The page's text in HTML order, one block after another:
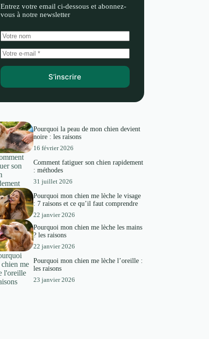
Entrez votre email ci-dessous et abonnez-
vous à notre newsletter
S’inscrire
Pourquoi la peau de mon chien devient
noire : les raisons
16 février 2026
Comment fatiguer son chien rapidement
: méthodes
31 juillet 2026
Pourquoi mon chien me lèche le visage
: 7 raisons et ce qu’il faut comprendre
22 janvier 2026
Pourquoi mon chien me lèche les mains
? les raisons
22 janvier 2026
Pourquoi mon chien me lèche l’oreille :
les raisons
23 janvier 2026